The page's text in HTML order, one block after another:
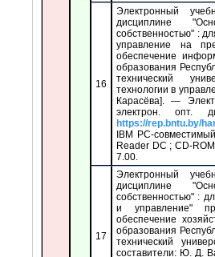
16
Электронный
дисциплине
собственностью" :
управление на
обеспечение
образования
технический
технологии в
Карасёва]. —
электрон. опт.
https://rep.bntu.by/
IBM PC-
Reader DC ; CD-
7.00.
17
Электронный
дисциплине
собственностью" :
и управление"
обеспечение
образования
технический
составители: Ю. Д.